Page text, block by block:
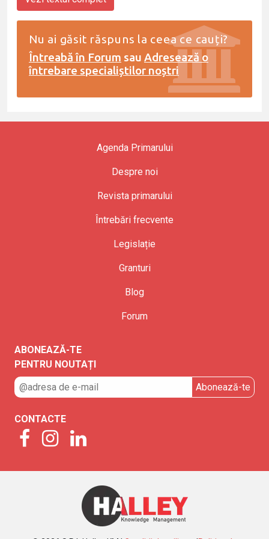
Nu ai găsit răspuns la ceea ce cauți?
Întreabă în Forum sau Adresează o
întrebare specialiștilor noștri
Agenda Primarului
Despre noi
Revista primarului
Întrebări frecvente
Legislație
Granturi
Blog
Forum
ABONEAZĂ-TE
PENTRU NOUTAȚI
CONTACTE